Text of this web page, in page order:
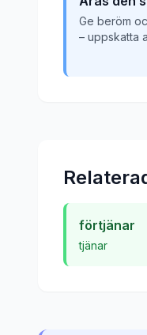
Ge beröm
– uppskatta
förtjänar
tjänar